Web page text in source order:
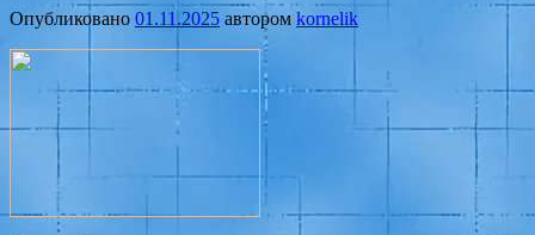
Опубликовано 01.11.2025 автором kornelik